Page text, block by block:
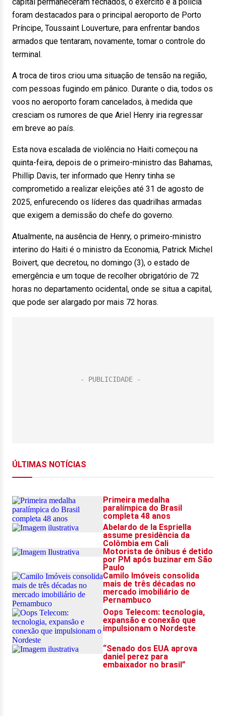
foram destacados para o principal aeroporto de Porto
Príncipe, Toussaint Louverture, para enfrentar bandos
armados que tentaram, novamente, tomar o controle do
terminal.
A troca de tiros criou uma situação de tensão na região,
com pessoas fugindo em pânico. Durante o dia, todos os
voos no aeroporto foram cancelados, à medida que
cresciam os rumores de que Ariel Henry iria regressar
em breve ao país.
Esta nova escalada de violência no Haiti começou na
quinta-feira, depois de o primeiro-ministro das Bahamas,
Phillip Davis, ter informado que Henry tinha se
comprometido a realizar eleições até 31 de agosto de
2025, enfurecendo os líderes das quadrilhas armadas
que exigem a demissão do chefe do governo.
Atualmente, na ausência de Henry, o primeiro-ministro
interino do Haiti é o ministro da Economia, Patrick Michel
Boivert, que decretou, no domingo (3), o estado de
emergência e um toque de recolher obrigatório de 72
horas no departamento ocidental, onde se situa a capital,
que pode ser alargado por mais 72 horas.